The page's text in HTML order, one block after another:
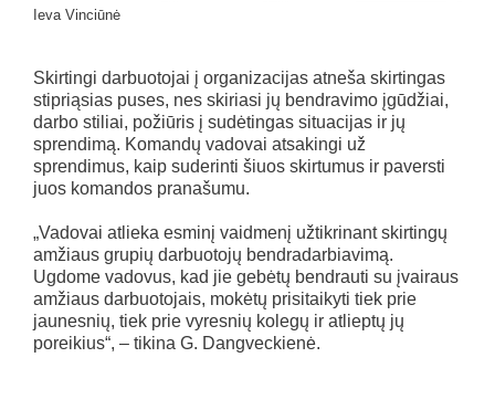
Ieva Vinciūnė
Skirtingi darbuotojai į organizacijas atneša skirtingas
stipriąsias puses, nes skiriasi jų bendravimo įgūdžiai,
darbo stiliai, požiūris į sudėtingas situacijas ir jų
sprendimą. Komandų vadovai atsakingi už
sprendimus, kaip suderinti šiuos skirtumus ir paversti
juos komandos pranašumu.
„Vadovai atlieka esminį vaidmenį užtikrinant skirtingų
amžiaus grupių darbuotojų bendradarbiavimą.
Ugdome vadovus, kad jie gebėtų bendrauti su įvairaus
amžiaus darbuotojais, mokėtų prisitaikyti tiek prie
jaunesnių, tiek prie vyresnių kolegų ir atlieptų jų
poreikius“, – tikina G. Dangveckienė.